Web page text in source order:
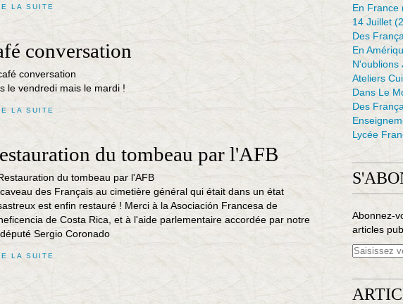
LA SUITE
conversation
le vendredi mais le mardi !
LA SUITE
du tombeau par l'AFB
des Français au cimetière général qui était dans un état
est enfin restauré ! Merci à la Asociación Francesa de
de Costa Rica, et à l'aide parlementaire accordée par notre
Sergio Coronado
LA SUITE
En France
14 Juillet
Des
En
N'oublions
Ateliers
Dans Le
Des
Lycée
Abonnez-
articles